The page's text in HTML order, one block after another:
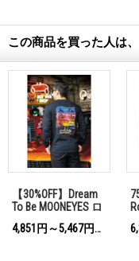
この商品を買った人は
【30%OFF】Dream
To Be MOONEYES ロ
ャツ
4,851円～5,467円
(税込)